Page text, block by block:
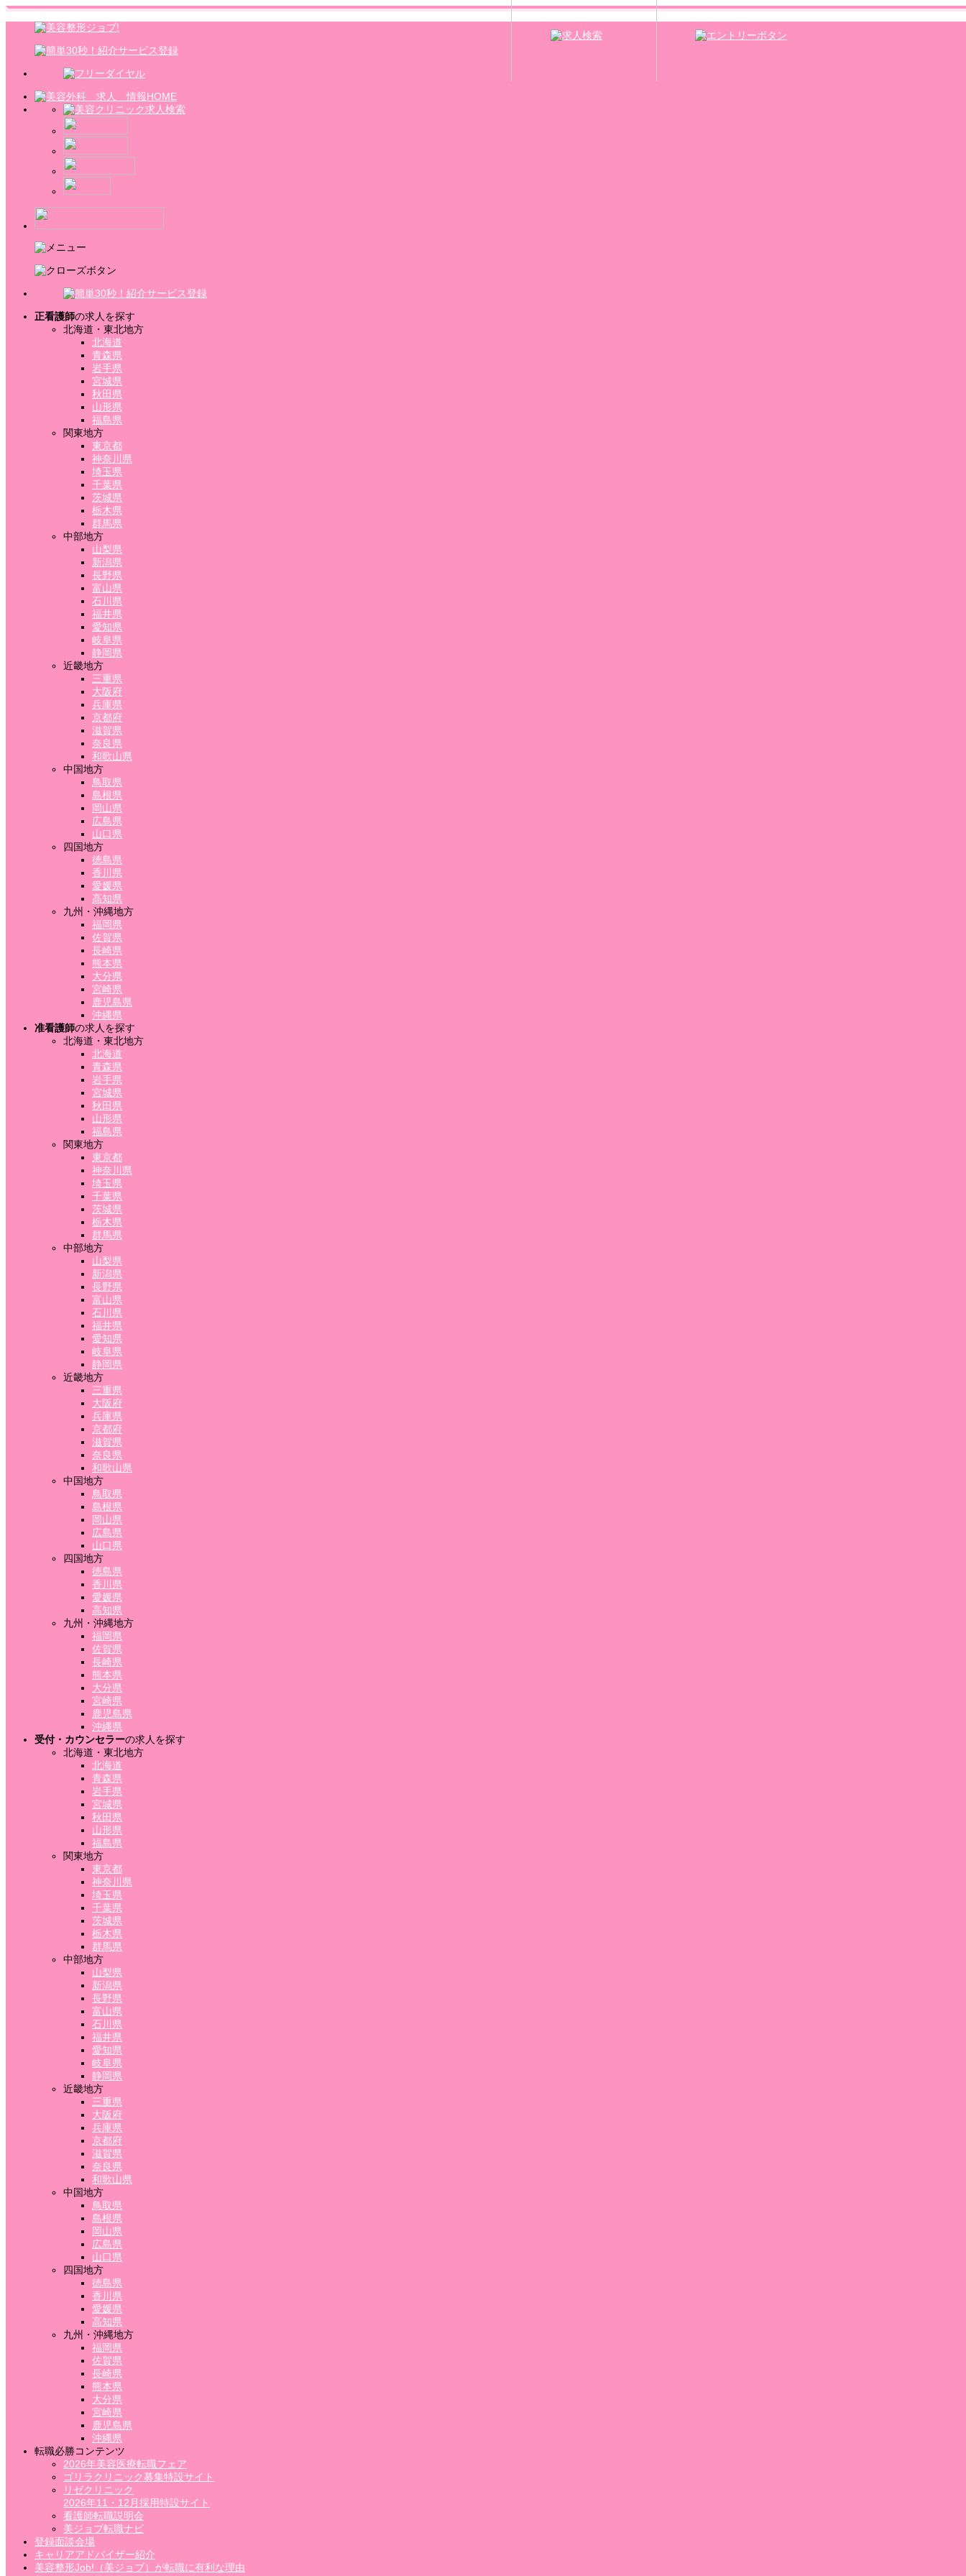
正看護師の求人を探す
北海道・東北地方
北海道
青森県
岩手県
宮城県
秋田県
山形県
福島県
関東地方
東京都
神奈川県
埼玉県
千葉県
茨城県
栃木県
群馬県
中部地方
山梨県
新潟県
長野県
富山県
石川県
福井県
愛知県
岐阜県
静岡県
近畿地方
三重県
大阪府
兵庫県
京都府
滋賀県
奈良県
和歌山県
中国地方
鳥取県
島根県
岡山県
広島県
山口県
四国地方
徳島県
香川県
愛媛県
高知県
九州・沖縄地方
福岡県
佐賀県
長崎県
熊本県
大分県
宮崎県
鹿児島県
沖縄県
准看護師の求人を探す
北海道・東北地方
北海道
青森県
岩手県
宮城県
秋田県
山形県
福島県
関東地方
東京都
神奈川県
埼玉県
千葉県
茨城県
栃木県
群馬県
中部地方
山梨県
新潟県
長野県
富山県
石川県
福井県
愛知県
岐阜県
静岡県
近畿地方
三重県
大阪府
兵庫県
京都府
滋賀県
奈良県
和歌山県
中国地方
鳥取県
島根県
岡山県
広島県
山口県
四国地方
徳島県
香川県
愛媛県
高知県
九州・沖縄地方
福岡県
佐賀県
長崎県
熊本県
大分県
宮崎県
鹿児島県
沖縄県
受付・カウンセラーの求人を探す
北海道・東北地方
北海道
青森県
岩手県
宮城県
秋田県
山形県
福島県
関東地方
東京都
神奈川県
埼玉県
千葉県
茨城県
栃木県
群馬県
中部地方
山梨県
新潟県
長野県
富山県
石川県
福井県
愛知県
岐阜県
静岡県
近畿地方
三重県
大阪府
兵庫県
京都府
滋賀県
奈良県
和歌山県
中国地方
鳥取県
島根県
岡山県
広島県
山口県
四国地方
徳島県
香川県
愛媛県
高知県
九州・沖縄地方
福岡県
佐賀県
長崎県
熊本県
大分県
宮崎県
鹿児島県
沖縄県
転職必勝コンテンツ
2026年美容医療転職フェア
ゴリラクリニック募集特設サイト
リゼクリニック
2026年11・12月採用特設サイト
看護師転職説明会
美ジョブ転職ナビ
登録面談会場
キャリアアドバイザー紹介
美容整形Job!（美ジョブ）が転職に有利な理由